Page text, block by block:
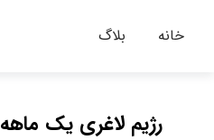
خانه بلاگ
رژیم لاغری یک ماهه